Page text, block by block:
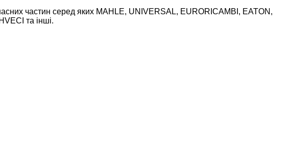
частин серед яких MAHLE, UNIVERSAL, EURORICAMBI, EATON,
та інші.